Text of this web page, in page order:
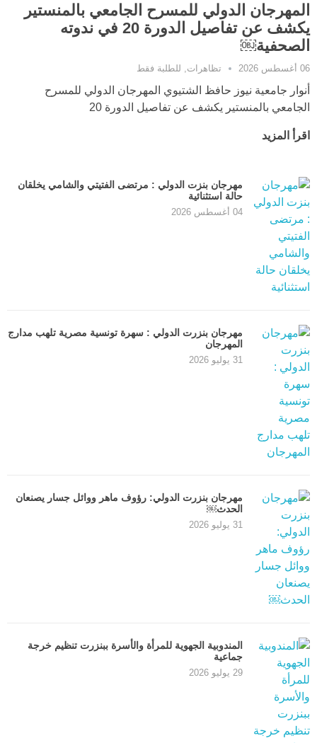
المهرجان الدولي للمسرح الجامعي بالمنستير
يكشف عن تفاصيل الدورة 20 في ندوته
الصحفية￼
06 أغسطس 2026 تظاهرات للطلبة فقط
أنوار جامعية نيوز حافظ الشتيوي المهرجان الدولي للمسرح
الجامعي بالمنستير يكشف عن تفاصيل الدورة 20
اقرأ المزيد
مهرجان بنزت الدولي : مرتضى الفتيتي والشامي يخلقان
حالة استثنائية
04 أغسطس 2026
مهرجان بنزرت الدولي : سهرة تونسية مصرية تلهب مدارج
المهرجان
31 يوليو 2026
مهرجان بنزرت الدولي: رؤوف ماهر ووائل جسار يصنعان
الحدث￼
31 يوليو 2026
المندوبية الجهوية للمرأة والأسرة ببنزرت تنظيم خرجة
جماعية
29 يوليو 2026